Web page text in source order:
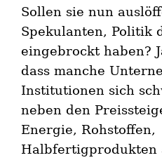
Sollen sie nun
Spekulanten, Politik
eingebrockt haben?
dass manche
Institutionen sich
neben den
Energie, Rohstoffen,
Halbfertigprodukten